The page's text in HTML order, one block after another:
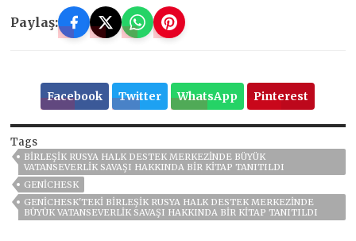
Paylaş:
Facebook Twitter WhatsApp Pinterest
Tags
BIRLEŞIK RUSYA HALK DESTEK MERKEZINDE BÜYÜK
VATANSEVERLIK SAVAŞI HAKKINDA BIR KITAP TANITILDI
GENICHESK
GENICHESK'TEKI BIRLEŞIK RUSYA HALK DESTEK MERKEZINDE
BÜYÜK VATANSEVERLIK SAVAŞI HAKKINDA BIR KITAP TANITILDI